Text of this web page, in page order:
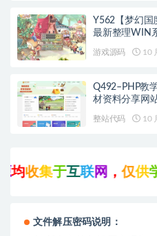
Y562【梦幻国
最新整理WIN
游戏源码 10
Q492–PHP教
材资料分享网
整站代码 10
收集于互联网，仅供学习
文件解压密码说明：